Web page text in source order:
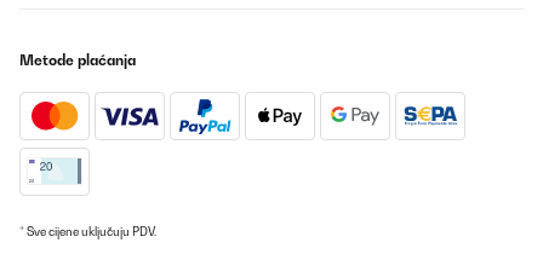
Metode plaćanja
* Sve cijene uključuju PDV.